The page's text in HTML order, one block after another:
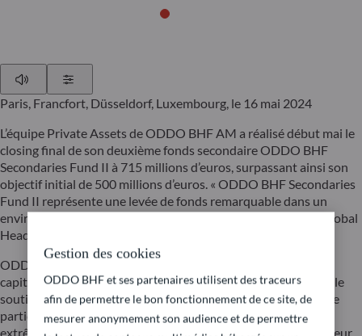
Paris, Francfort, Düsseldorf, Luxembourg, le 16 mai 2024
L’équipe Private Assets de ODDO BHF AM a réalisé début mai le
closing final de son deuxième fonds secondaire ODDO BHF
Secondaries Fund II à 715 millions d’euros, surpassant ainsi son
objectif initial de 500 millions d’euros. « ODDO BHF Secondaries
Fund II représente une levée de fonds remarquable dans un
environnement de marché difficile, » déclare Anne Bismut, Global
Head of Private Assets chez ODDO BHF AM.
ODDO BHF Secondaries Fund II est désormais le fonds de
capital-investissement le plus important de l’équipe. Il a reçu le
soutien d’investisseurs existants et nouveaux, qu’il s’agisse de
particuliers fortunés ou d’institutionnels. « Nous sommes
extrêmement reconnaissants envers nos investisseurs pour leur
Gestion des cookies
ODDO BHF et ses partenaires utilisent des traceurs
afin de permettre le bon fonctionnement de ce site, de
mesurer anonymement son audience et de permettre